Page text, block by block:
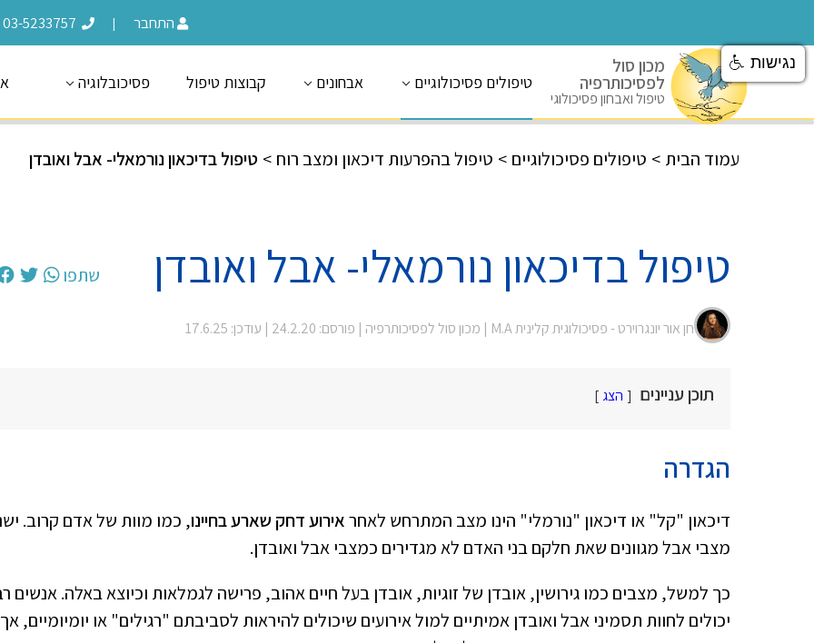
03-5233757 | התחבר
מכון סול
לפסיכותרפיה
טיפול ואבחון פסיכולוגי
טיפולים פסיכולוגיים אבחונים קבוצות טיפול פסיכובלוגיה
טיפול בדיכאון נורמאלי- אבל ואובדן > טיפול בהפרעות דיכאון ומצב רוח > טיפולים פסיכולוגיים > עמוד הבית
טיפול בדיכאון נורמאלי- אבל ואובדן שתפו
חן אור יונגרוירט - פסיכולוגית קלינית M.A | מכון סול לפסיכותרפיה | פורסם: 24.2.20 | עודכן: 17.6.25
תוכן עניינים הצג
הגדרה
דיכאון "קל" או דיכאון "נורמלי" הינו מצב המתרחש לאחראירוע דחק שארע בחיינו, כמו מוות של אדם קרוב.
מצבי אבל מגוונים שאת חלקם בני האדם לא מגדירים כמצבי אבל ואובדן.
כך למשל, מצבים כמו גירושין, אובדן של זוגיות, אובדן בעל חיים אהוב, פרישה לגמלאות וכיוצא באלה. אנשים
יכולים לחוות תסמיני אבל ואובדן אמיתיים למול אירועים שיכולים להיראות לסביבתם "רגילים" או יומיומיים, אך
נגישות